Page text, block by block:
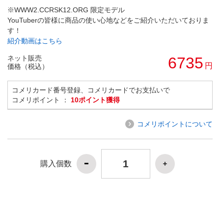
※WWW2.CCRSK12.ORG 限定モデル
YouTuberの皆様に商品の使い心地などをご紹介いただいておりま
す！
紹介動画はこちら
ネット販売
価格（税込）
6735 円
コメリカード番号登録、コメリカードでお支払いで
コメリポイント ： 10ポイント獲得
コメリポイントについて
購入個数